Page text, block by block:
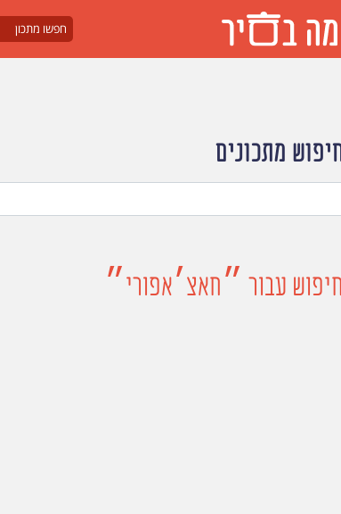
מתכונים
עבור ״חאצ׳אפורי״